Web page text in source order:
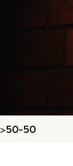
>50-50